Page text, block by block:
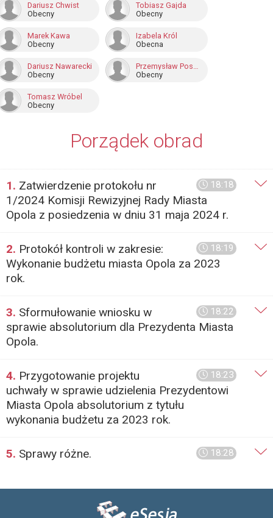
Dariusz Chwist
Obecny
Tobiasz Gajda
Obecny
Marek Kawa
Obecny
Izabela Król
Obecna
Dariusz Nawarecki
Obecny
Przemysław Pospieszyński
Obecny
Tomasz Wróbel
Obecny
Porządek obrad
18:18
1. Zatwierdzenie protokołu nr
1/2024 Komisji Rewizyjnej Rady Miasta
Opola z posiedzenia w dniu 31 maja 2024 r.
18:19
2. Protokół kontroli w zakresie:
Wykonanie budżetu miasta Opola za 2023
rok.
18:22
3. Sformułowanie wniosku w
sprawie absolutorium dla Prezydenta Miasta
Opola.
18:23
4. Przygotowanie projektu
uchwały w sprawie udzielenia Prezydentowi
Miasta Opola absolutorium z tytułu
wykonania budżetu za 2023 rok.
18:28
5. Sprawy różne.